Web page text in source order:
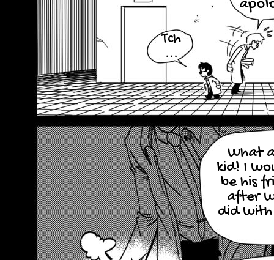
Tch
...
What
kid! I
be his
after
did with